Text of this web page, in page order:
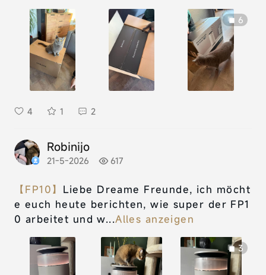
6
4 1 2
Robinijo
21-5-2026 617
【FP10】 Liebe Dreame Freunde, ich möcht
e euch heute berichten, wie super der FP1
0 arbeitet und w...Alles anzeigen
3